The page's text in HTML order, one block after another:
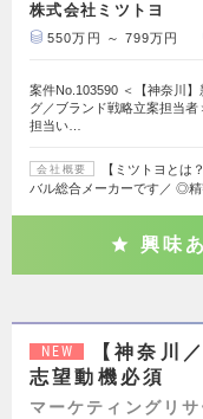
株式会社ミツトヨ
550万円 ～ 799万円
案件No.103590 ＜【神奈川
グ／ブランド戦略立案担当
担当い…
会社概要
【ミツトヨとは
バル総合メーカーです／ ◎
興味
NEW
【神奈川
志望動機必須
マーケティングリ